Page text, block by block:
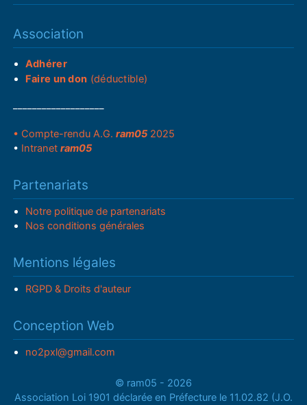
Association
Adhérer
Faire un don (déductible)
• Compte-rendu A.G.ram05 2025
• Intranetram05
Partenariats
Notre politique de partenariats
Nos conditions générales
Mentions légales
RGPD & Droits d'auteur
Conception Web
no2pxl@gmail.com
© ram05 - 2026
Association Loi 1901 déclarée en Préfecture le 11.02.82 (J.O.